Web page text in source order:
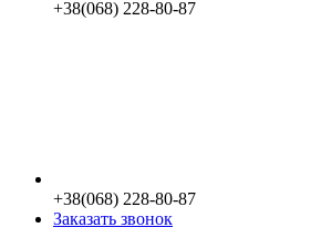
+38(068) 228-80-87
+38(068) 228-80-87
Заказать звонок